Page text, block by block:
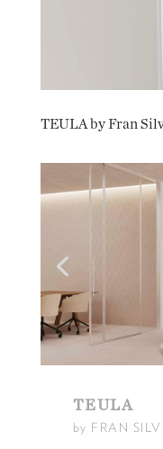
TEULA by Fran
TEULA
by FRAN